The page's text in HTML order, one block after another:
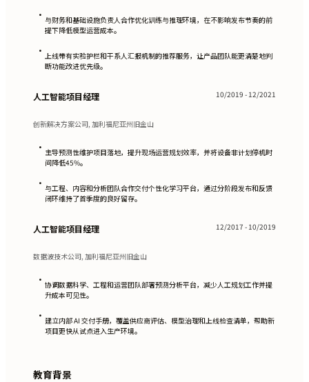
• 与财务和基础设施负责人合作优化训练与推理环境，在不影响发布节奏的前
提下降低模型运营成本。
• 上线带有实验护栏和干系人汇报机制的推荐服务，让产品团队能更清楚地判
断功能改进优先级。
人工智能项目经理 10/2019 - 12/2021
创新解决方案公司, 加利福尼亚州旧金山
• 主导预测性维护项目落地，提升现场运营规划效率，并将设备非计划停机时
间降低45%。
• 与工程、内容和分析团队合作交付个性化学习平台，通过分阶段发布和反馈
闭环维持了首季度的良好留存。
人工智能项目经理 12/2017 - 10/2019
数据波技术公司, 加利福尼亚州旧金山
• 协调数据科学、工程和运营团队部署预测分析平台，减少人工规划工作并提
升成本可见性。
• 建立内部 AI 交付手册，覆盖供应商评估、模型治理和上线检查清单，帮助新
项目更快从试点进入生产环境。
教育背景